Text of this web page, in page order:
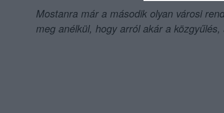
Mostanra már a második olyan városi
meg anélkül, hogy arról akár a